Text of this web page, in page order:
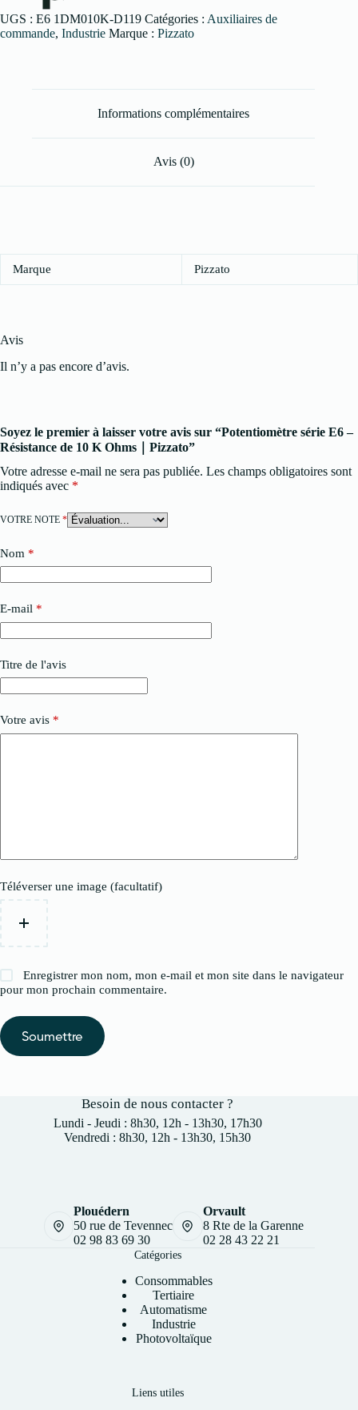
UGS : E6 1DM010K-D119 Catégories : Auxiliaires de
commande, Industrie Marque : Pizzato
Informations complémentaires
Avis (0)
Marque Pizzato
Avis
Il n’y a pas encore d’avis.
Soyez le premier à laisser votre avis sur “Potentiomètre série E6 –
Résistance de 10 K Ohms｜Pizzato”
Votre adresse e-mail ne sera pas publiée. Les champs obligatoires sont
indiqués avec *
VOTRE NOTE *
Nom *
E-mail *
Titre de l'avis
Votre avis *
Téléverser une image (facultatif)
Enregistrer mon nom, mon e-mail et mon site dans le navigateur
pour mon prochain commentaire.
Soumettre
Besoin de nous contacter ?
Lundi - Jeudi : 8h30, 12h - 13h30, 17h30
Vendredi : 8h30, 12h - 13h30, 15h30
Plouédern
50 rue de Tevennec
02 98 83 69 30
Orvault
8 Rte de la Garenne
02 28 43 22 21
Catégories
Consommables
Tertiaire
Automatisme
Industrie
Photovoltaïque
Liens utiles